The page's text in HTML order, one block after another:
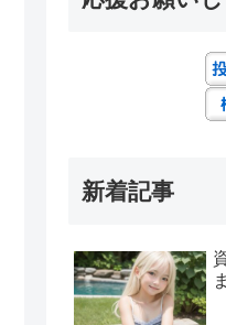
新着記事